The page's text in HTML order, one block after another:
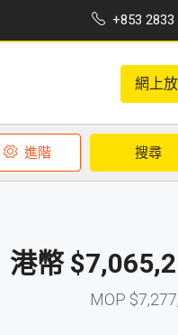
+853 2833
網上
進階 搜尋